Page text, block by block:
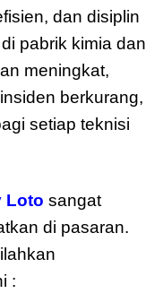
dan disiplin
pabrik kimia dan
meningkat,
berkurang,
setiap teknisi
Loto sangat
di pasaran.
: